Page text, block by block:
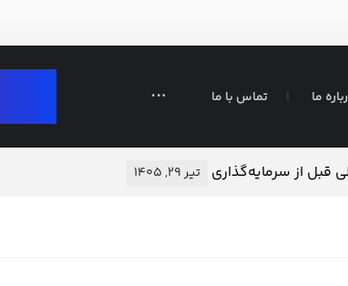
ما تماس با ما
قبل از سرمایه‌گذاری تیر ۲۹, ۱۴۰۵